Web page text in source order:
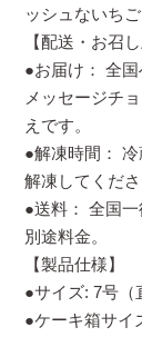
ッシュないち
【配送・お召
●お届け： 全国
メッセージチ
えです。
●解凍時間：
解凍してくださ
●送料： 全国
別途料金。
【製品仕様】
●サイズ: 7号（
●ケーキ箱サイ